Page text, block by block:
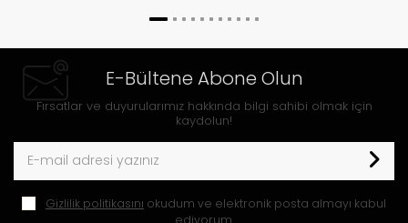
E-Bültene Abone Olun
Fırsatlar ve duyurularımız hakkında bilgi sahibi olmak için
kaydolun!
Gizlilik politikasını okudum ve elektronik posta almayı kabul
ediyorum.